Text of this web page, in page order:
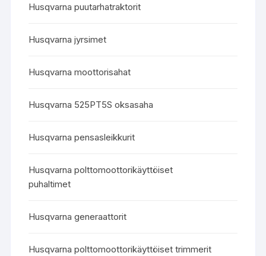
Husqvarna puutarhatraktorit
Husqvarna jyrsimet
Husqvarna moottorisahat
Husqvarna 525PT5S oksasaha
Husqvarna pensasleikkurit
Husqvarna polttomoottorikäyttöiset
puhaltimet
Husqvarna generaattorit
Husqvarna polttomoottorikäyttöiset trimmerit